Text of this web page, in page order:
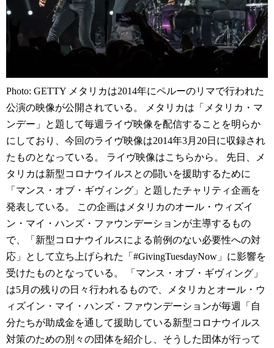
Photo: GETTY メタリカは2014年にペルーのリマで行われた
公演の映像が公開されている。 メタリカは「メタリカ・マ
ンデー」と題して毎週ライヴ映像を配信することを明らか
にしており、今回のライヴ映像は2014年3月20日に収録され
たものとなっている。 ライヴ映像はこちらから。 先日、メ
タリカは新型コロナウイルスとの闘いを援助するために
「マンス・オブ・ギヴィング」と題したチャリティ企画を
発表している。 この企画はメタリカのオール・ウィズイ
ン・マイ・ハンズ・ファウンデーションが主導するもの
で、「新型コロナウイルスによる前例のない必要性への対
応」として立ち上げられた「#GivingTuesdayNow」に影響を
受けたものとなっている。 「マンス・オブ・ギヴィング」
は5月の残りの日々行われるもので、メタリカとオール・ウ
ィズイン・マイ・ハンズ・ファウンデーションが毎週「自
分たちが助成金を通して援助している新型コロナウイルス
対策のための別々の団体を紹介し、そうした団体が行って